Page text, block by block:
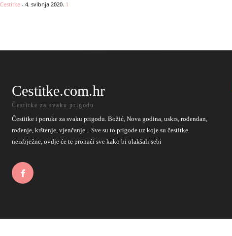
Cestitke - 4. svibnja 2020. 1
Cestitke.com.hr
Čestitke za svaku prigodu
Čestitke i poruke za svaku prigodu. Božić, Nova godina, uskrs, rođendan,
rođenje, krštenje, vjenčanje... Sve su to prigode uz koje su čestitke
neizbježne, ovdje će te pronaći sve kako bi olakšali sebi